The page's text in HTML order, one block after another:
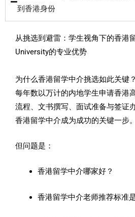
香港城市
大学
了
更
大学
了
解
更
大
到香港身份
从挑选到避雷：学生视角下的香港
University的专业优势
为什么香港留学中介挑选如此关键？
每年数以万计的内地学生申请香港
流程、文书撰写、面试准备与签证
香港留学中介成为成功的关键一步。
但问题是：
香港留学中介哪家好？
香港留学中介老师推荐标准